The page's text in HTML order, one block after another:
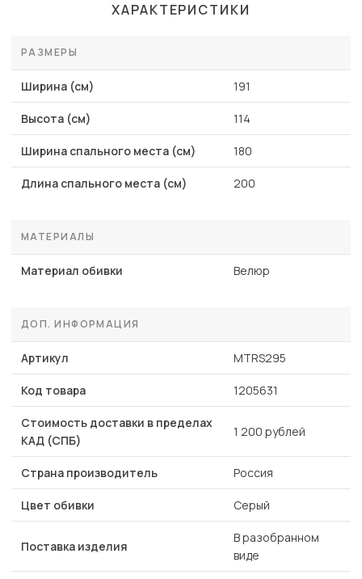
ХАРАКТЕРИСТИКИ
РАЗМЕРЫ
Ширина (см) 191
Высота (см) 114
Ширина спального места (см) 180
Длина спального места (см) 200
МАТЕРИАЛЫ
Материал обивки Велюр
ДОП. ИНФОРМАЦИЯ
Артикул MTRS295
Код товара 1205631
Стоимость доставки в пределах
КАД (СПБ)
1 200 рублей
Страна производитель Россия
Цвет обивки Серый
Поставка изделия
В разобранном
виде